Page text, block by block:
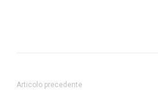
Articolo precedente